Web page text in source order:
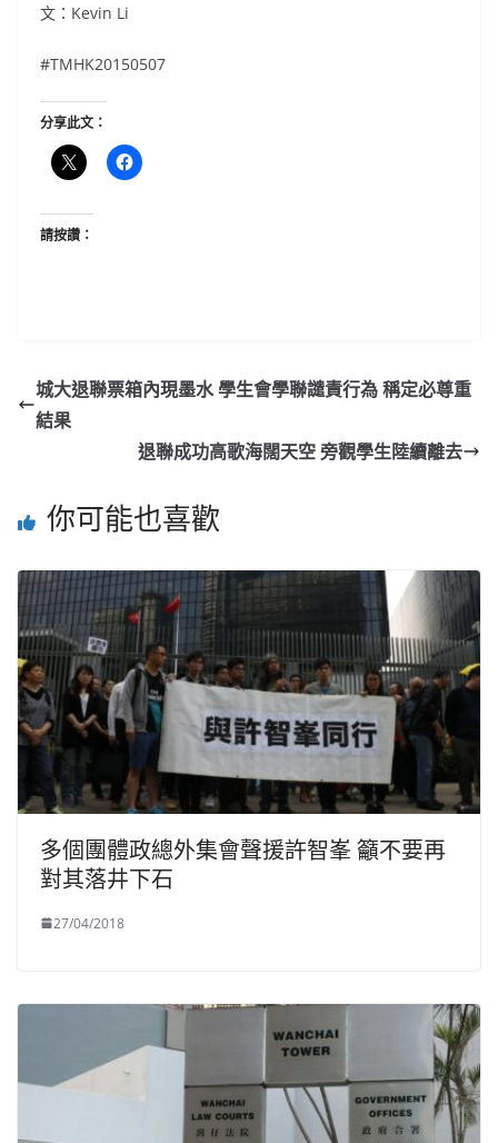
文：Kevin Li
#TMHK20150507
分享此文：
請按讚：
城大退聯票箱內現墨水 學生會學聯譴責行為 稱定必尊重
結果
退聯成功高歌海闊天空 旁觀學生陸續離去
你可能也喜歡
多個團體政總外集會聲援許智峯 籲不要再
對其落井下石
27/04/2018